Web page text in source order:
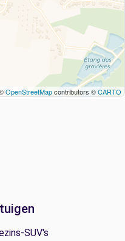
OpenStreetMapcontributors ©CARTO
SUV's